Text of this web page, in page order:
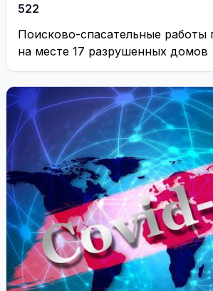
522
Поисково-спасательные
на месте 17 разрушенных домов